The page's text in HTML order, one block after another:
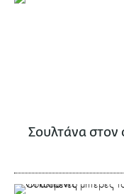
Σουλτάνα στον